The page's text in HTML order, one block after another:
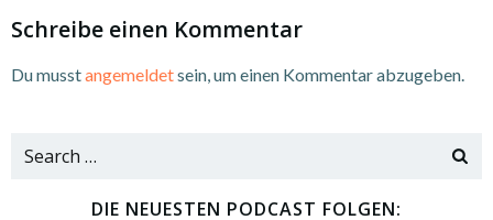
Schreibe einen Kommentar
Du musstangemeldetsein, um einen Kommentar abzugeben.
Search
DIE NEUESTEN PODCAST FOLGEN: